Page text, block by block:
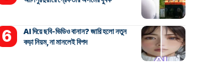
AI দিয়ে ছবি-ভিডিও বানান? জারি হলো নতুন
কড়া নিয়ম, না মানলেই বিপদ